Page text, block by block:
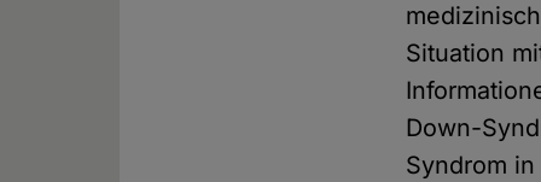
Situation
Down-
Syndrom